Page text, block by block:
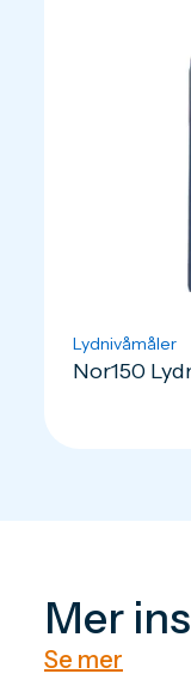
Lydnivåmåler
Nor150
Mer
Se mer